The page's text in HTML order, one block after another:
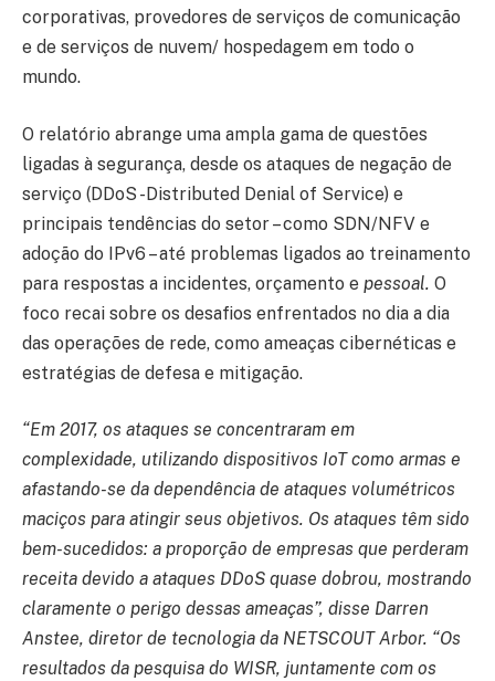
corporativas, provedores de serviços de comunicação
e de serviços de nuvem/ hospedagem em todo o
mundo.
O relatório abrange uma ampla gama de questões
ligadas à segurança, desde os ataques de negação de
serviço (DDoS -Distributed Denial of Service) e
principais tendências do setor – como SDN/NFV e
adoção do IPv6 – até problemas ligados ao treinamento
para respostas a incidentes, orçamento e pessoal. O
foco recai sobre os desafios enfrentados no dia a dia
das operações de rede, como ameaças cibernéticas e
estratégias de defesa e mitigação.
“Em 2017, os ataques se concentraram em
complexidade, utilizando dispositivos IoT como armas e
afastando-se da dependência de ataques volumétricos
maciços para atingir seus objetivos. Os ataques têm sido
bem-sucedidos: a proporção de empresas que perderam
receita devido a ataques DDoS quase dobrou, mostrando
claramente o perigo dessas ameaças”, disse Darren
Anstee, diretor de tecnologia da NETSCOUT Arbor. “Os
resultados da pesquisa do WISR, juntamente com os